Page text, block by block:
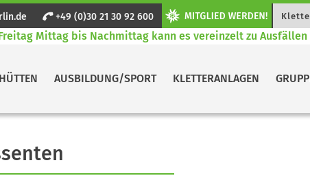
+49 (0)30 21 30 92 600
Mittag bis Nachmittag kann es vereinzelt zu Ausfällen
HÜTTEN AUSBILDUNG/SPORT KLETTERANLAGEN